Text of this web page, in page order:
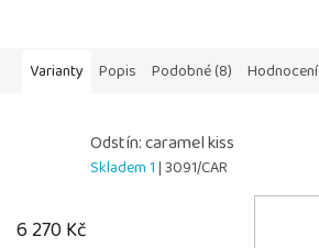
Varianty Popis Podobné (8) Hodnocení
Odstín: caramel kiss
Skladem 1| 3091/CAR
6 270 Kč